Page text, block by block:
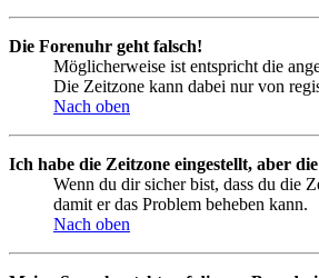
Die Forenuhr geht falsch!
Möglicherweise ist entspricht die
Die Zeitzone kann dabei nur von
Nach oben
Ich habe die Zeitzone eingestellt, aber
Wenn du dir sicher bist, dass du die
damit er das Problem beheben kann.
Nach oben